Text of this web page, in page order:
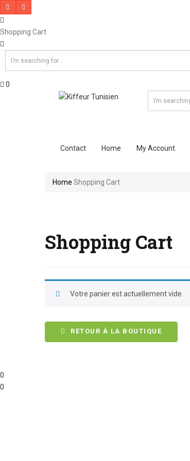
Shopping Cart
0
Contact Home My Account
Home Shopping Cart
Shopping Cart
Votre panier est actuellement vide.
RETOUR À LA BOUTIQUE
0
0